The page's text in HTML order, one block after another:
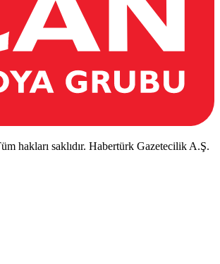
hakları saklıdır. Habertürk Gazetecilik A.Ş.